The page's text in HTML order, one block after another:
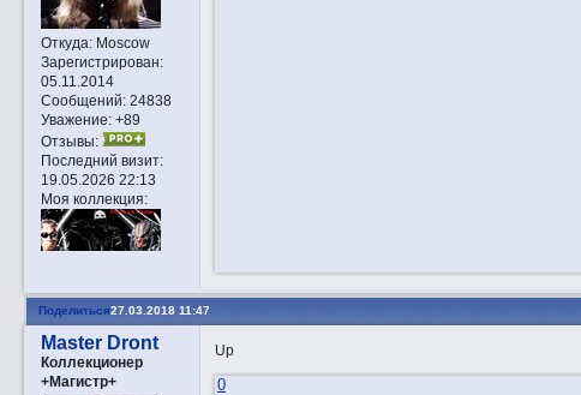
Откуда:Moscow
Зарегистрирован:
05.11.2014
Сообщений:24838
Уважение: +89
Отзывы:
Последний визит:
19.05.2026 22:13
Моя коллекция:
Поделиться27.03.2018 11:47
Master Dront
Коллекционер
+Магистр+
Up
0